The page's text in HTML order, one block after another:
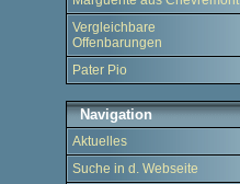
Vergleichbare
Offenbarungen
Pater Pio
Navigation
Aktuelles
Suche in d. Webseite